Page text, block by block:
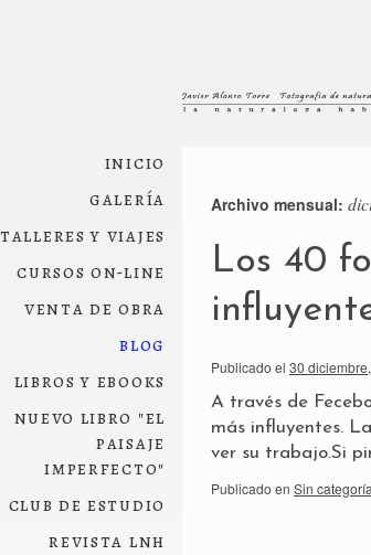
inicio
galería
talleres y viajes
cursos on-line
venta de obra
blog
libros y ebooks
nuevo libro "el
paisaje
imperfecto"
club de estudio
revista lnh
Archivo mensual:
Los 40
Publicado el 30
A través de
más influyentes.
ver su trabajo.Si
Publicado en Sin categoría